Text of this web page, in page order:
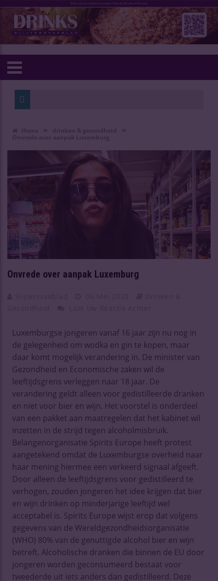
Onvrede over aanpak Luxemburg
Luxemburgse jongeren vanaf 16 jaar zijn nu nog in
de gelegenheid om wodka en gin te kopen, maar
daar komt mogelijk verandering in. De minister van
Gezondheid en Economische zaken wil de
leeftijdsgrens verleggen naar 18 jaar. De
verandering geldt alleen voor gedistilleerde dranken
en niet voor bier en wijn. Het voorstel is onderdeel
van een pakket aan maatregelen dat het kabinet wil
inzetten in de strijd tegen alcoholmisbruik.
Belangenorganisatie Spirits Europe heeft protest
aangetekend omdat de Luxemburgse overheid naar
haar mening hiermee een verkeerd signaal afgeeft.
Door alleen de leeftijdsgrens voor gedistilleerd te
verhogen, zouden jongeren het idee krijgen dat bier
en wijn drinken op minderjarige leeftijd wel
acceptabel is. Spirits Europe wijst erop dat volgens
gegevens van de Wereldgezondheidsorganisatie
(WHO) 80% van de genuttigde alcohol bier en wijn
betreft. Alcoholische dranken die binnen de EU door
jongeren worden geconsumeerd bestaat voor
tweederde uit iets anders dan gedistilleerd. Deze